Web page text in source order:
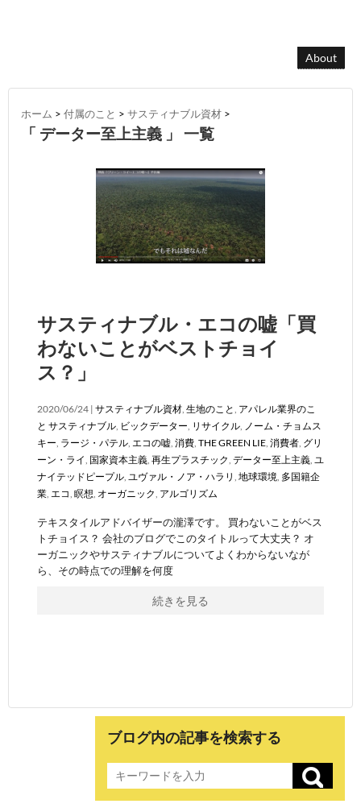
About
ホーム > 付属のこと > サスティナブル資材 >
「 データー至上主義 」 一覧
サスティナブル・エコの嘘「買
わないことがベストチョイ
ス？」
2020/06/24 | サスティナブル資材, 生地のこと, アパレル業界のこ
と サスティナブル, ビックデーター, リサイクル, ノーム・チョムス
キー, ラージ・パテル, エコの嘘, 消費, THE GREEN LIE, 消費者, グリ
ーン・ライ, 国家資本主義, 再生プラスチック, データー至上主義, ユ
ナイテッドピープル, ユヴァル・ノア・ハラリ , 地球環境, 多国籍企
業, エコ, 瞑想, オーガニック, アルゴリズム
テキスタイルアドバイザーの瀧澤です。 買わないことがベス
トチョイス？ 会社のブログでこのタイトルって大丈夫？ オ
ーガニックやサスティナブルについてよくわからないなが
ら、その時点での理解を何度
続きを見る
ブログ内の記事を検索する